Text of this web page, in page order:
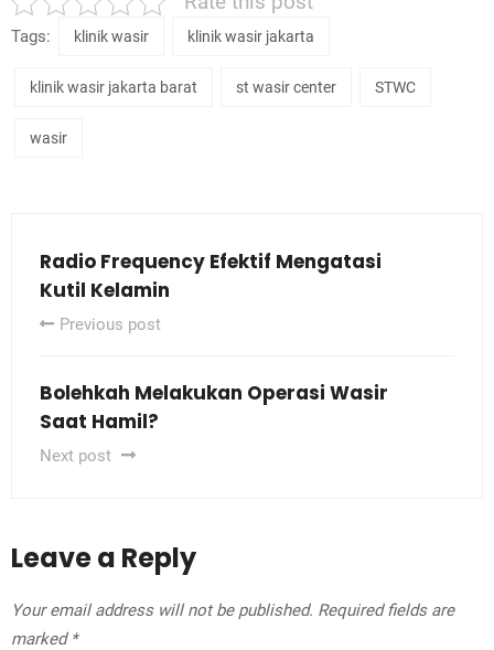
Tags: klinik wasir klinik wasir jakarta
klinik wasir jakarta barat st wasir center STWC
wasir
Radio Frequency Efektif Mengatasi
Kutil Kelamin
Previous post
Bolehkah Melakukan Operasi Wasir
Saat Hamil?
Next post
Leave a Reply
Your email address will not be published. Required fields are
marked *